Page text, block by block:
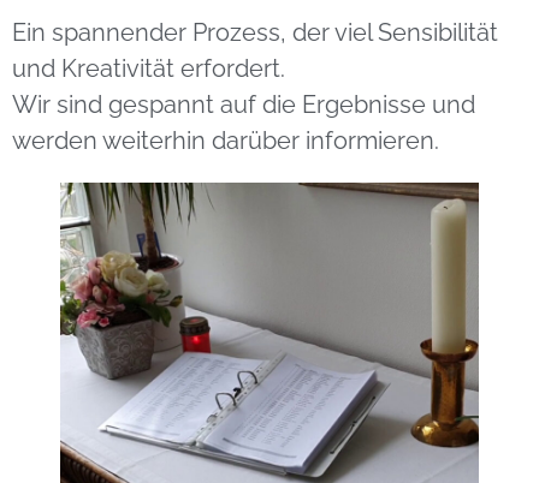
Ein spannender Prozess, der viel Sensibilität
und Kreativität erfordert.
Wir sind gespannt auf die Ergebnisse und
werden weiterhin darüber informieren.